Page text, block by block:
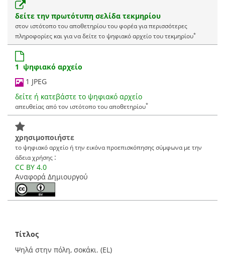
δείτε την πρωτότυπη σελίδα τεκμηρίου
στον ιστότοπο του αποθετηρίου του φορέα για περισσότερες
πληροφορίες και για να δείτε το ψηφιακό αρχείο του τεκμηρίου*
1 ψηφιακό αρχείο
1 JPEG
δείτε ή κατεβάστε το ψηφιακό αρχείο
απευθείας από τον ιστότοπο του αποθετηρίου*
χρησιμοποιήστε
το ψηφιακό αρχείο ή την εικόνα προεπισκόπησης σύμφωνα με την
άδεια χρήσης :
CC BY 4.0
Αναφορά Δημιουργού
Τίτλος
Ψηλά στην πόλη, σοκάκι. (EL)